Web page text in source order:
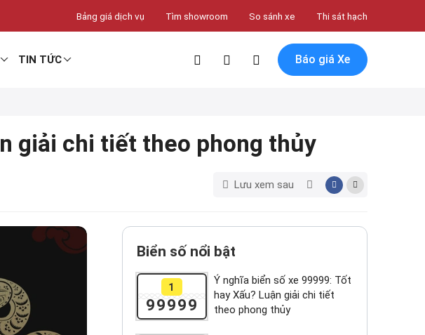
Bảng giá dịch vụ Tìm showroom So sánh xe Thi sát hạch
TIN TỨC Báo giá Xe
giải chi tiết theo phong thủy
Lưu xem sau
Biển số nổi bật
1
99999
Ý nghĩa biển số xe 99999: Tốt
hay Xấu? Luận giải chi tiết
theo phong thủy